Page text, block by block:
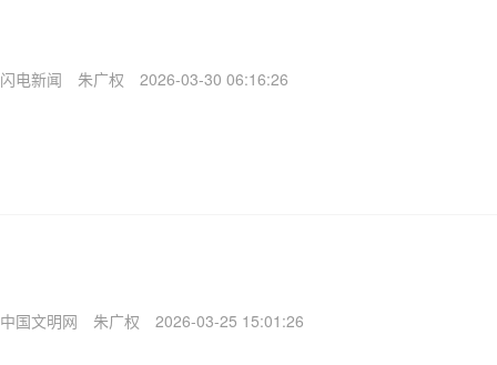
闪电新闻 朱广权 2026-03-30 06:16:26
中国文明网 朱广权 2026-03-25 15:01:26